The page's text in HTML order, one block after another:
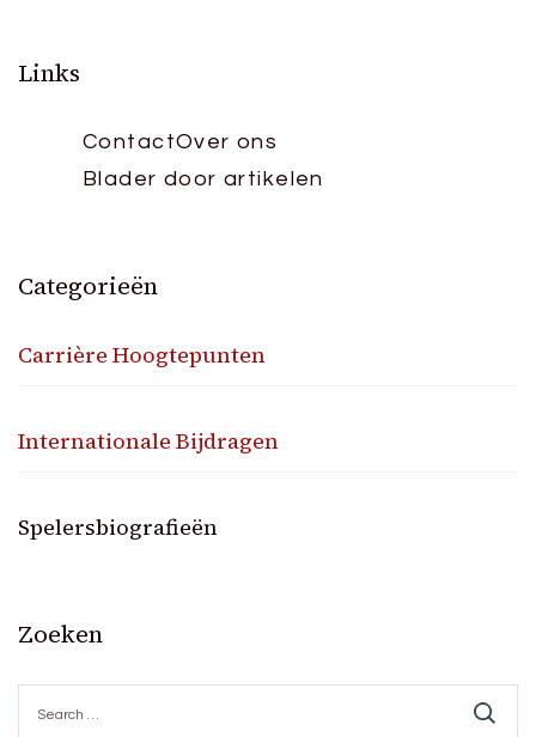
Links
ContactOver ons
Blader door artikelen
Categorieën
Carrière Hoogtepunten
Internationale Bijdragen
Spelersbiografieën
Zoeken
for: